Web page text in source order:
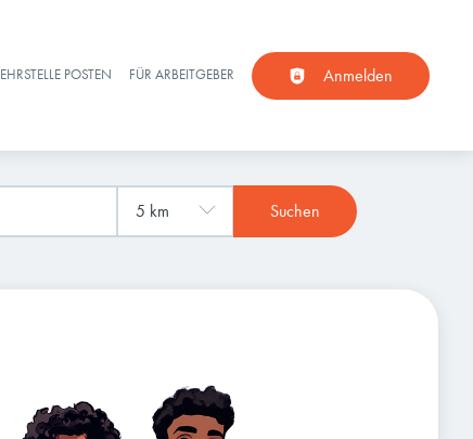
POSTEN FÜR ARBEITGEBER Anmelden
Suchen